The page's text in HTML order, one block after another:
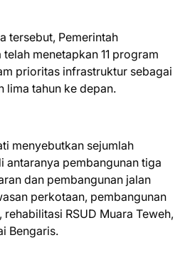
tersebut, Pemerintah
menetapkan 11 program
prioritas infrastruktur sebagai
lima tahun ke depan.
menyebutkan sejumlah
antaranya pembangunan tiga
dan pembangunan jalan
perkotaan, pembangunan
rehabilitasi RSUD Muara Teweh,
Bengaris.